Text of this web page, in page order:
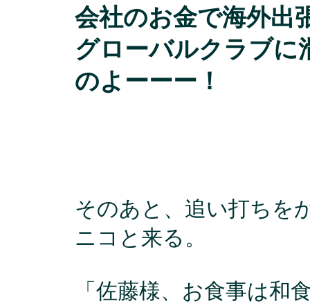
会社のお金で海外出
グローバルクラブに
のよーーー！
そのあと、追い打ちを
ニコと来る。
「佐藤様、お食事は和